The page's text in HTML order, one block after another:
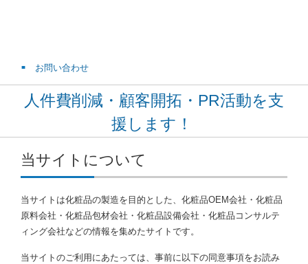
お問い合わせ
人件費削減・顧客開拓・PR活動を支
援します！
当サイトについて
当サイトは化粧品の製造を目的とした、化粧品OEM会社・化粧品
原料会社・化粧品包材会社・化粧品設備会社・化粧品コンサルテ
ィング会社などの情報を集めたサイトです。
当サイトのご利用にあたっては、事前に以下の同意事項をお読み